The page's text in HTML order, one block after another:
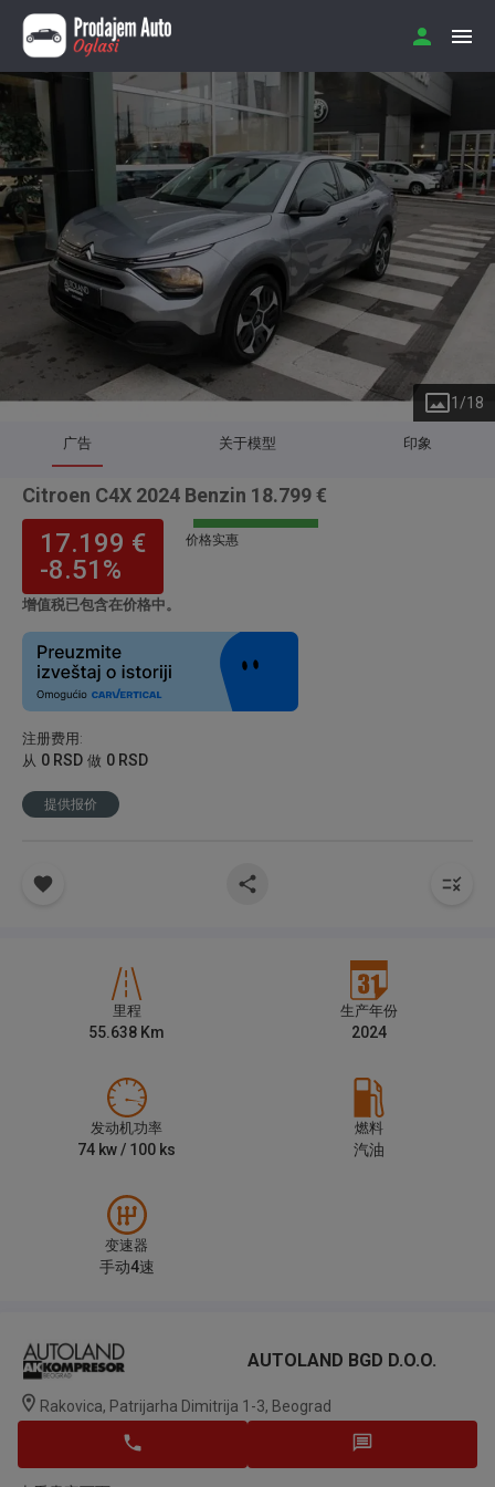
1 /18
广告 关于模型 印象
Citroen C4X 2024 Benzin 18.799 €
17.199 €
-8.51%
增值税已包含在价格中。
价格实惠
注册费用 :
从 0 RSD 做 0 RSD
提供报价
里程
55.638 Km
生产年份
2024
发动机功率
74 kw / 100 ks
燃料
汽油
变速器
手动4速
AUTOLAND BGD D.o.o.
Rakovica, Patrijarha Dimitrija 1-3, Beograd